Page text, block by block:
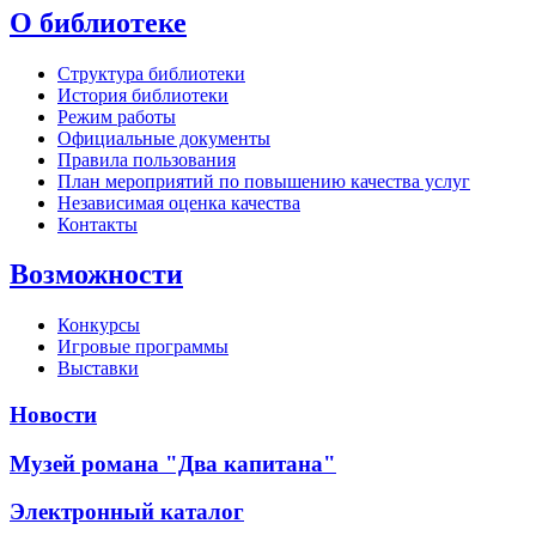
О библиотеке
Структура библиотеки
История библиотеки
Режим работы
Официальные документы
Правила пользования
План мероприятий по повышению качества услуг
Независимая оценка качества
Контакты
Возможности
Конкурсы
Игровые программы
Выставки
Новости
Музей романа "Два капитана"
Электронный каталог